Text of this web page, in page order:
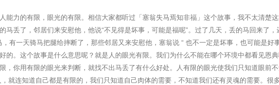
力的有限，眼光的有限。相信大家都听过「塞翁失⻢焉知非福」这个故事，我不太清楚
⻢丢了，邻居们来安慰他，他说“不⻅得是坏事，可能是福呢”。过了几天，丢的⻢回来了
，有一天骑⻢把腿给摔断了，那些邻居又来安慰他，塞翁说“ 也不一定是坏事，也可能是好
。这个故事是什么意思呢？就是人的眼光有限。我们为什么不能在哪个环境中都看⻅恩
你用有限的眼光来判断，就找不出⻢丢了有什么好处。人有限的眼光使我们只知道眼前
就连知道自己都是有限的，我们只知道自己肉体的需要，不知道我们还有灵魂的需要。很